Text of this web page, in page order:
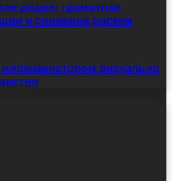
родов: грамотная
и снижение рисков
иллюминатором визуально